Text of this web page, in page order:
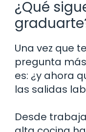
¿Qué
Una vez que
pregunta
es: ¿y ahora
las salidas
Desde